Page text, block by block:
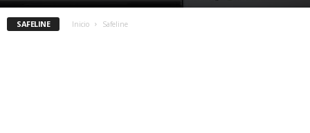
SAFELINE Inicio Safeline